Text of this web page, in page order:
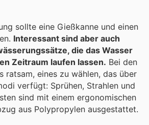
sollte eine Gießkanne und einen
Interessant sind aber auch
die das Wasser
Zeitraum laufen lassen. Bei den
ratsam, eines zu wählen, das über
verfügt: Sprühen, Strahlen und
sind mit einem ergonomischen
aus Polypropylen ausgestattet.